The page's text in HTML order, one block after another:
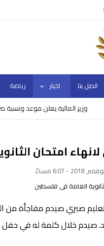
اتصل بنا اخبار رياضة
وزير المالية يعلن موعد ونسبة صرف
امتحان
صبري صيدم مفاجأة من
د. صيدم خلال كلمة له في